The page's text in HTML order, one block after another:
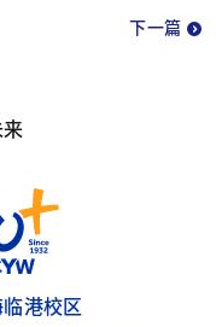
下一篇
港校区